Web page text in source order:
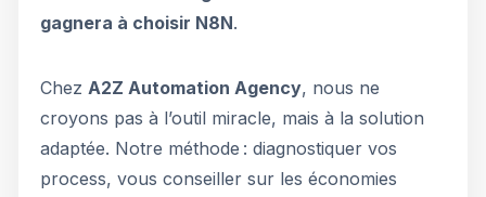
gagnera à choisir N8N.
Chez A2Z Automation Agency, nous ne
croyons pas à l’outil miracle, mais à la solution
adaptée. Notre méthode : diagnostiquer vos
process, vous conseiller sur les économies